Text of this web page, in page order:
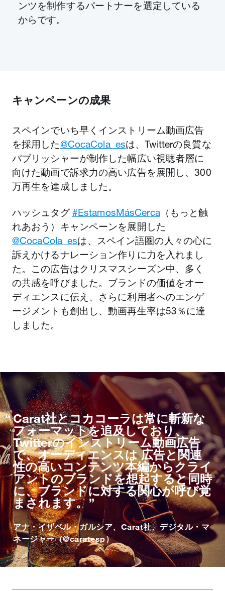
ンツを制作するパートナーを選定している
からです。
キャンペーンの成果
スペインでいち早くインストリーム動画広告
を採用した@CocaCola_esは、Twitterの良質な
パブリッシャーが制作した幅広い視聴者層に
向けた動画で訴求力の高い広告を展開し、300
万再生を達成しました。
ハッシュタグ #EstamosMásCerca（もっと触
れあおう）キャンペーンを展開した
@CocaCola_esは、スペイン語圏の人々の心に
訴えかけるナレーション作りに力を入れまし
た。この広告はクリスマスシーズン中、多く
の共感を呼びました。ブランドの価値をオー
ディエンスに伝え、さらに利用者へのエンゲ
ージメントも創出し、動画再生率は53％に達
しました。
Carat社とコカコーラは常に斬新な
フォーマットを追及しており、
Twitterのインストリーム動画広告
で、オーディエンスは 広告と関連
性の高いコンテンツ本編からクライ
アントのブランドを想起すると同時
に、ブランドに対する関心が呼び覚
まされます。
アナ・イザベル・ガルシア、Carat社、デジタル・マ
ネージャー（@caratesp）